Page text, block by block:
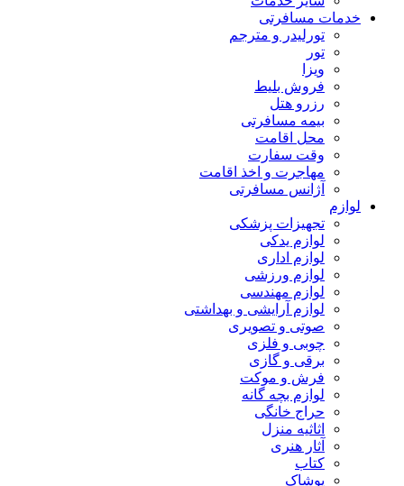
خدمات مسافرتی
تورلیدر و مترجم
تور
ویزا
فروش بلیط
رزرو هتل
بیمه مسافرتی
محل اقامت
وقت سفارت
مهاجرت و اخذ اقامت
آژانس مسافرتی
لوازم
تجهیزات پزشکی
لوازم یدکی
لوازم اداری
لوازم ورزشی
لوازم مهندسی
لوازم آرایشی و بهداشتی
صوتی و تصویری
چوبی و فلزی
برقی و گازی
فرش و موکت
لوازم بچه گانه
حراج خانگی
اثاثیه منزل
آثار هنری
کتاب
پوشاک